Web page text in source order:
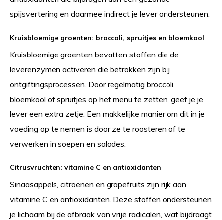
spijsvertering en daarmee indirect je lever ondersteunen.
Kruisbloemige groenten: broccoli, spruitjes en bloemkool
Kruisbloemige groenten bevatten stoffen die de
leverenzymen activeren die betrokken zijn bij
ontgiftingsprocessen. Door regelmatig broccoli,
bloemkool of spruitjes op het menu te zetten, geef je je
lever een extra zetje. Een makkelijke manier om dit in je
voeding op te nemen is door ze te roosteren of te
verwerken in soepen en salades.
Citrusvruchten: vitamine C en antioxidanten
Sinaasappels, citroenen en grapefruits zijn rijk aan
vitamine C en antioxidanten. Deze stoffen ondersteunen
je lichaam bij de afbraak van vrije radicalen, wat bijdraagt